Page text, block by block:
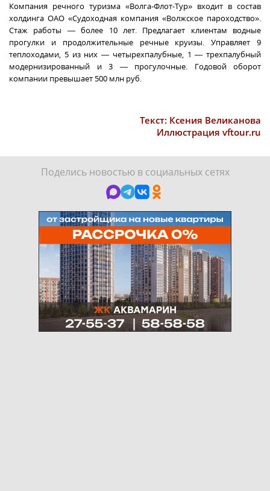
Компания речного туризма «Волга-Флот-Тур» входит в состав
холдинга ОАО «Судоходная компания «Волжское пароходство».
Стаж работы — более 10 лет. Предлагает клиентам водные
прогулки и продолжительные речные круизы. Управляет 9
теплоходами, 5 из них — четырехпалубные, 1 — трехпалубный
модернизированный и 3 — прогулочные. Годовой оборот
компании превышает 500 млн руб.
Текст: Ксения Великанова
Иллюстрация vftour.ru
Поделись новостью в социальных сетях